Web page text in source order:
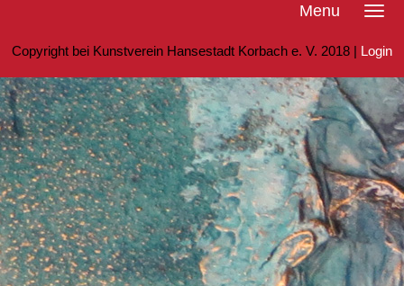
Menu
Copyright bei Kunstverein Hansestadt Korbach e. V. 2018 | Login